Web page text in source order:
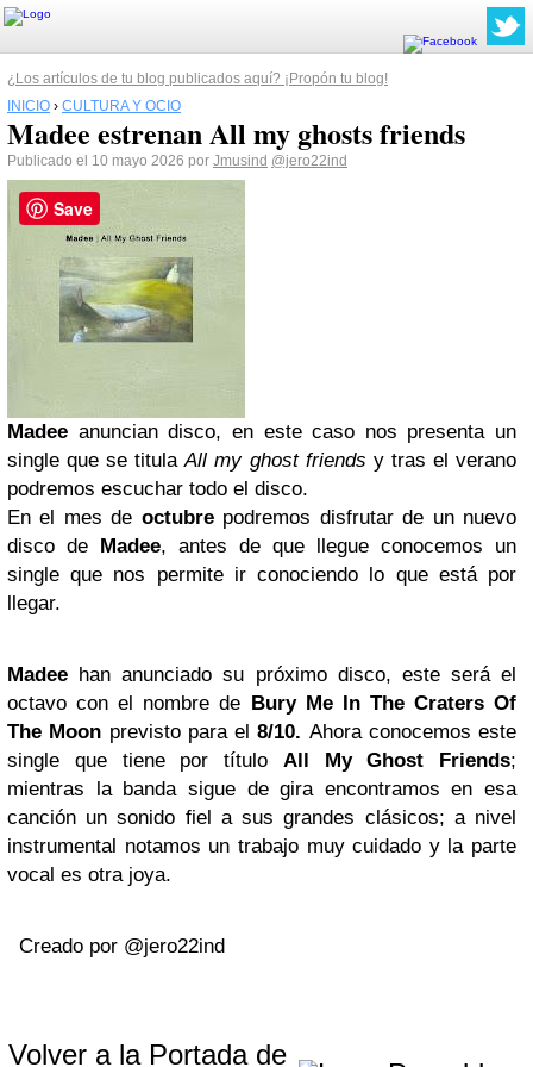
¿Los artículos de tu blog publicados aquí? ¡Propón tu blog!
INICIO › CULTURA Y OCIO
Madee estrenan All my ghosts friends
Publicado el 10 mayo 2026 por Jmusind @jero22ind
Madee anuncian disco, en este caso nos presenta un
single que se titulaAll my ghost friends y tras el verano
podremos escuchar todo el disco.
En el mes de octubre podremos disfrutar de un nuevo
disco de Madee, antes de que llegue conocemos un
single que nos permite ir conociendo lo que está por
llegar.
Madee han anunciado su próximo disco, este será el
octavo con el nombre de Bury Me In The Craters Of
The Moon previsto para el8/10. Ahora conocemos este
single que tiene por título All My Ghost Friends;
mientras la banda sigue de gira encontramos en esa
canción un sonido fiel a sus grandes clásicos; a nivel
instrumental notamos un trabajo muy cuidado y la parte
vocal es otra joya.
Creado por @jero22ind
Volver a la Portada de
Save